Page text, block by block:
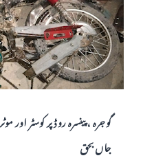
جاں بحق